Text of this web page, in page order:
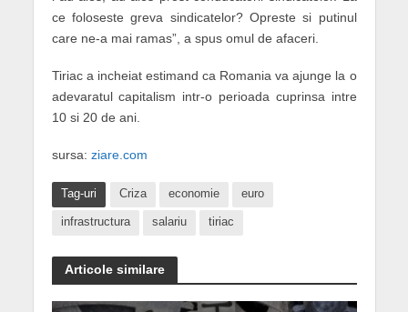
ce foloseste greva sindicatelor? Opreste si putinul
care ne-a mai ramas”, a spus omul de afaceri.
Tiriac a incheiat estimand ca Romania va ajunge la o
adevaratul capitalism intr-o perioada cuprinsa intre
10 si 20 de ani.
sursa: ziare.com
Tag-uri Criza economie euro
infrastructura salariu tiriac
Articole similare